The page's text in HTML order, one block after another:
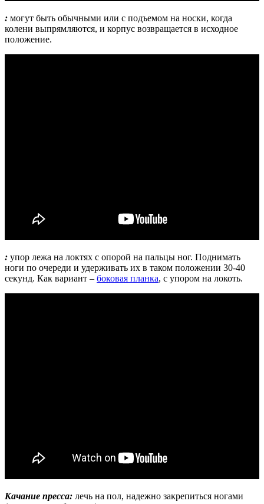
: могут быть обычными или с подъемом на носки, когда
колени выпрямляются, и корпус возвращается в исходное
положение.
: упор лежа на локтях с опорой на пальцы ног. Поднимать
ноги по очереди и удерживать их в таком положении 30-40
секунд. Как вариант – боковая планка, с упором на локоть.
Качание пресса: лечь на пол, надежно закрепиться ногами